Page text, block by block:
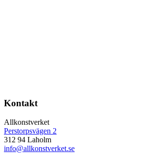
Kontakt
Allkonstverket
Perstorpsvägen 2
312 94 Laholm
info@allkonstverket.se